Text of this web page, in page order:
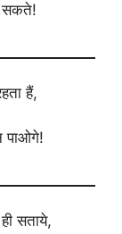
सकते!
हैं,
पाओगे!
सताये,